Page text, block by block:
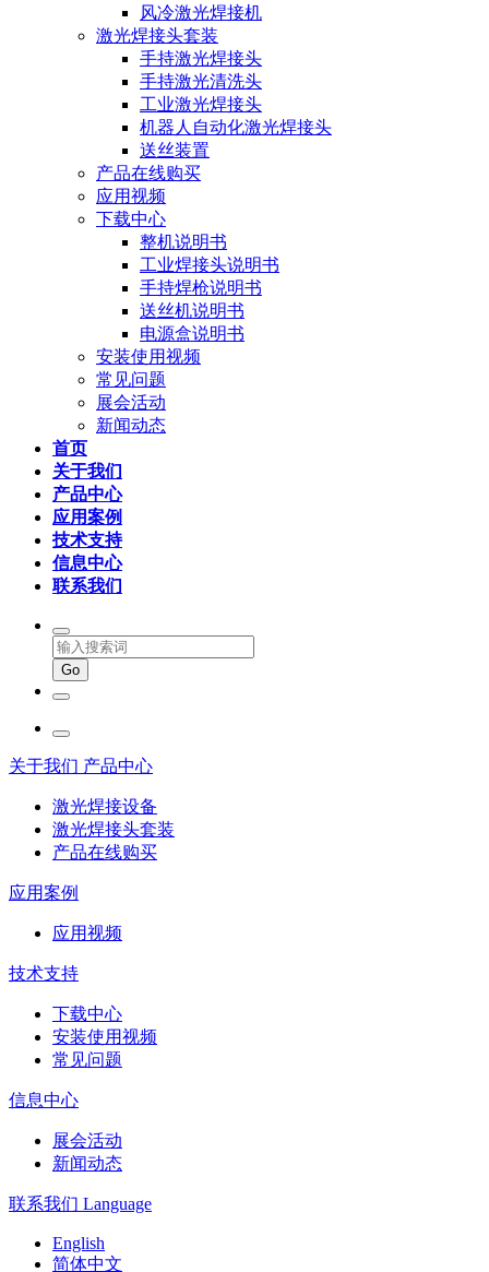
风冷激光焊接机
激光焊接头套装
手持激光焊接头
手持激光清洗头
工业激光焊接头
机器人自动化激光焊接头
送丝装置
产品在线购买
应用视频
下载中心
整机说明书
工业焊接头说明书
手持焊枪说明书
送丝机说明书
电源盒说明书
安装使用视频
常见问题
展会活动
新闻动态
首页
关于我们
产品中心
应用案例
技术支持
信息中心
联系我们
关于我们 产品中心
激光焊接设备
激光焊接头套装
产品在线购买
应用案例
应用视频
技术支持
下载中心
安装使用视频
常见问题
信息中心
展会活动
新闻动态
联系我们 Language
English
简体中文